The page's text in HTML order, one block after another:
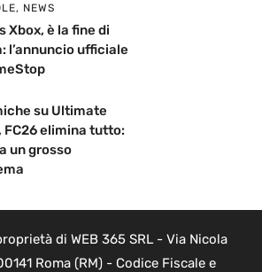
, NEWS
Xbox, è la fine di
l’annuncio ufficiale
su Ultimate
FC26 elimina tutto:
un grosso
di WEB 365 SRL - Via Nicola
Roma (RM) - Codice Fiscale e